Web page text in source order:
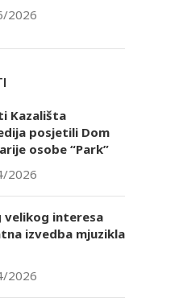
2026
Kazališta
posjetili Dom
osobe “Park”
2026
velikog interesa
izvedba mjuzikla
2026